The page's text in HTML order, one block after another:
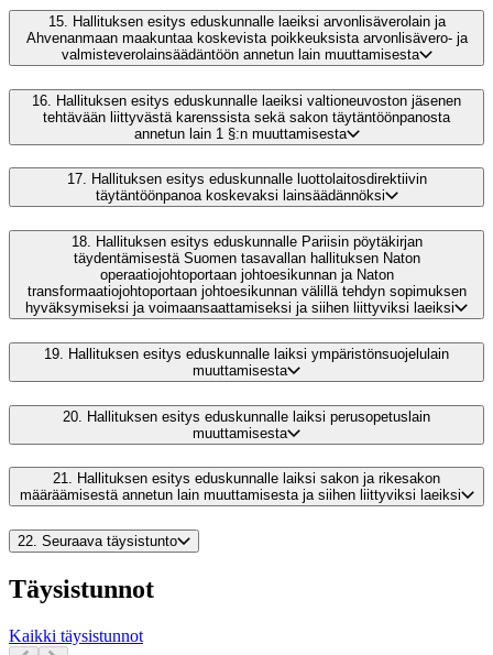
15.
Hallituksen esitys eduskunnalle laeiksi arvonlisäverolain ja
Ahvenanmaan maakuntaa koskevista poikkeuksista arvonlisävero- ja
valmisteverolainsäädäntöön annetun lain muuttamisesta
16. Hallituksen esitys eduskunnalle laeiksi valtioneuvoston jäsenen
tehtävään liittyvästä karenssista sekä sakon täytäntöönpanosta
annetun lain 1 §:n muuttamisesta
17. Hallituksen esitys eduskunnalle luottolaitosdirektiivin
täytäntöönpanoa koskevaksi lainsäädännöksi
18. Hallituksen esitys eduskunnalle Pariisin pöytäkirjan
täydentämisestä Suomen tasavallan hallituksen Naton
operaatiojohtoportaan johtoesikunnan ja Naton
transformaatiojohtoportaan johtoesikunnan välillä tehdyn sopimuksen
hyväksymiseksi ja voimaansaattamiseksi ja siihen liittyviksi laeiksi
19.
Hallituksen esitys eduskunnalle laiksi ympäristönsuojelulain
muuttamisesta
20. Hallituksen esitys eduskunnalle laiksi perusopetuslain
muuttamisesta
21. Hallituksen esitys eduskunnalle laiksi sakon ja rikesakon
määräämisestä annetun lain muuttamisesta ja siihen liittyviksi laeiksi
22. Seuraava täysistunto
Täysistunnot
Kaikki täysistunnot